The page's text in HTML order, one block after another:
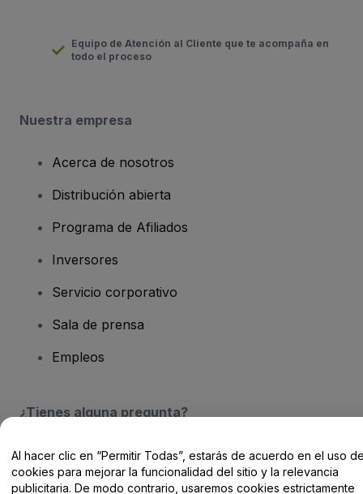
Equipo de Atención al Cliente que te acompaña en
todo el proceso
Nuestra empresa
Acerca de nosotros
Distribución abierta
Programa de Afiliados
Inversores
Servicio corporativo
Sala de prensa
Empleos
¿Tienes alguna pregunta?
Centro de Ayuda / Contacto
Al hacer clic en “Permitir Todas”, estarás de acuerdo en el uso
cookies para mejorar la funcionalidad del sitio y la relevancia
publicitaria. De modo contrario, usaremos cookies estrictamente